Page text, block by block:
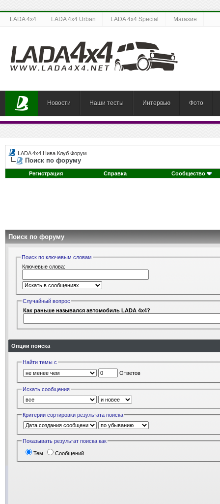
LADA 4x4 LADA 4x4 Urban LADA 4x4 Special Магазин
Новости Наши тесты Интервью Фото
LADA 4x4 Нива Клуб Форум
Поиск по форуму
Регистрация Справка Сообщество
Поиск по форуму
Поиск по ключевым словам
Ключевые слова:
Случайный вопрос
Как раньше назывался автомобиль LADA 4x4?
Опции поиска
Найти темы с
Ответов
Искать сообщения
Критерии сортировки результата поиска
Показывать результат поиска как
Тем Сообщений